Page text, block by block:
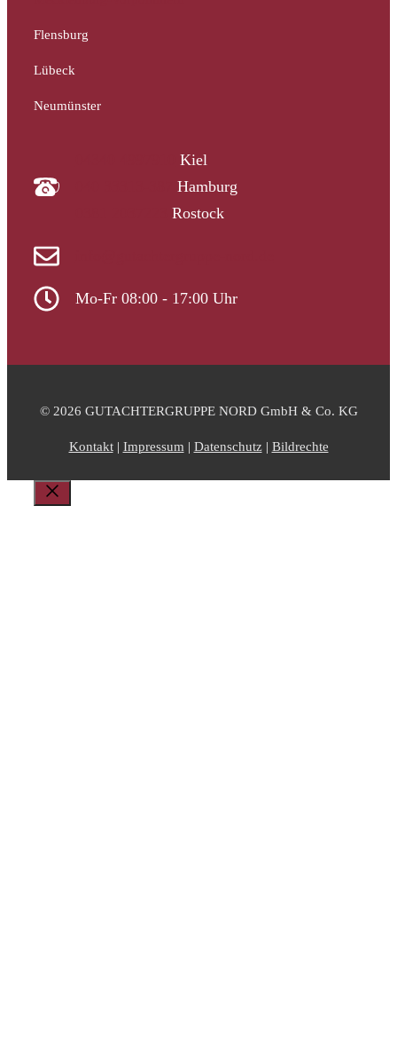
Flensburg
Lübeck
Neumünster
Kiel
Hamburg
Rostock
Mo-Fr 08:00 - 17:00 Uhr
© 2026 GUTACHTERGRUPPE NORD GmbH & Co. KG
Kontakt| Impressum| Datenschutz| Bildrechte
Schließen